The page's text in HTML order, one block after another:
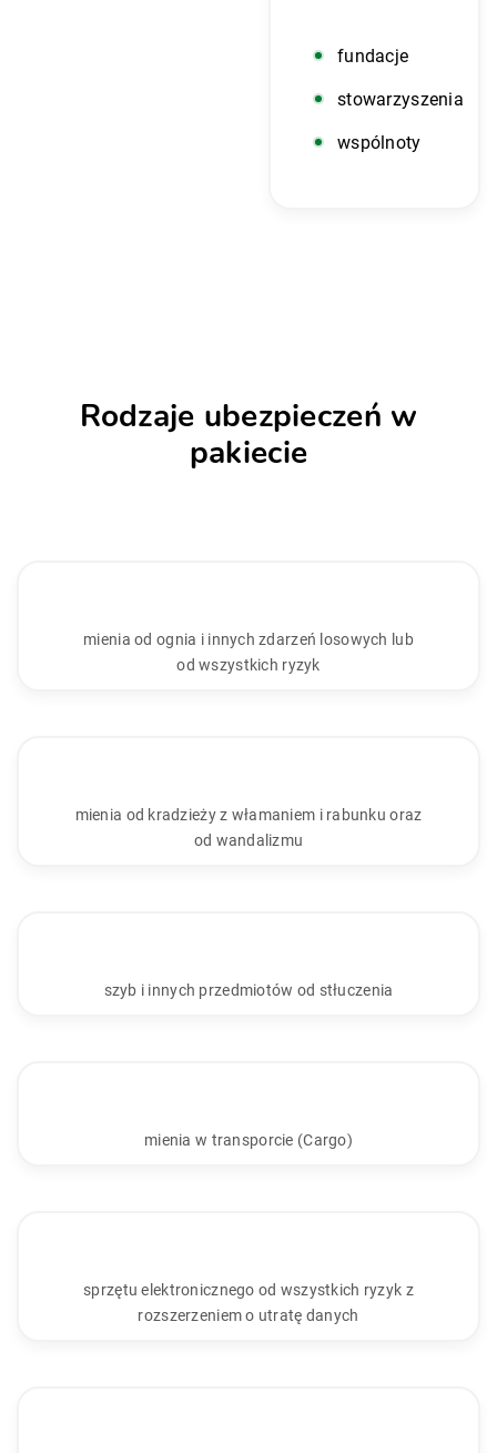
fundacje
stowarzyszenia
wspólnoty
Rodzaje ubezpieczeń w
pakiecie
mienia od ognia i innych zdarzeń losowych lub
od wszystkich ryzyk
mienia od kradzieży z włamaniem i rabunku oraz
od wandalizmu
szyb i innych przedmiotów od stłuczenia
mienia w transporcie (Cargo)
sprzętu elektronicznego od wszystkich ryzyk z
rozszerzeniem o utratę danych